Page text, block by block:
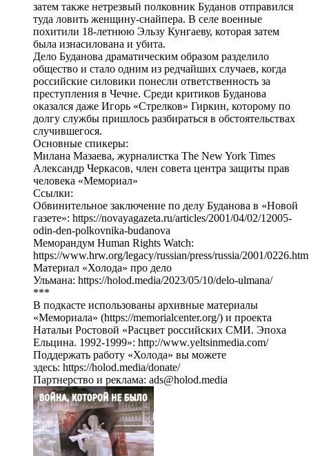
затем также нетрезвый полковник Буданов отправился
туда ловить женщину-снайпера. В селе военные
похитили 18-летнюю Эльзу Кунгаеву, которая затем
была изнасилована и убита.
Дело Буданова драматическим образом разделило
общество и стало одним из редчайших случаев, когда
российские силовики понесли ответственность за
преступления в Чечне. Среди критиков Буданова
оказался даже Игорь «Стрелков» Гиркин, которому по
долгу службы пришлось разбираться в обстоятельствах
случившегося.
Основные спикеры:
Милана Мазаева, журналистка The New York Times
Александр Черкасов, член совета центра защиты прав
человека «Мемориал»
Ссылки:
Обвинительное заключение по делу Буданова в «Новой
газете»: https://novayagazeta.ru/articles/2001/04/02/12005-
odin-den-polkovnika-budanova
Меморандум Human Rights Watch:
https://www.hrw.org/legacy/russian/press/russia/2001/0226.htm
Материал «Холода» про дело
Ульмана: https://holod.media/2023/05/10/delo-ulmana/
***
В подкасте использованы архивные материалы
«Мемориала» (https://memorialcenter.org/) и проекта
Натальи Ростовой «Расцвет российских СМИ. Эпоха
Ельцина. 1992-1999»: http://www.yeltsinmedia.com/
Поддержать работу «Холода» вы можете
здесь: https://holod.media/donate/
Партнерство и реклама: ads@holod.media